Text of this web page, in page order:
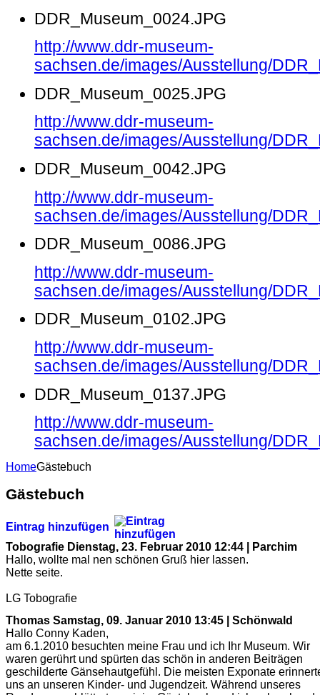
DDR_Museum_0024.JPG
http://www.ddr-museum-
sachsen.de/images/Ausstellung/
DDR_Museum_0025.JPG
http://www.ddr-museum-
sachsen.de/images/Ausstellung/
DDR_Museum_0042.JPG
http://www.ddr-museum-
sachsen.de/images/Ausstellung/
DDR_Museum_0086.JPG
http://www.ddr-museum-
sachsen.de/images/Ausstellung/
DDR_Museum_0102.JPG
http://www.ddr-museum-
sachsen.de/images/Ausstellung/
DDR_Museum_0137.JPG
http://www.ddr-museum-
sachsen.de/images/Ausstellung/
HomeGästebuch
Gästebuch
Eintrag hinzufügen
Tobografie Dienstag, 23. Februar 2010 12:44 | Parchim
Hallo, wollte mal nen schönen Gruß hier lassen.
Nette seite.
LG Tobografie
Thomas Samstag, 09. Januar 2010 13:45 | Schönwald
Hallo Conny Kaden,
am 6.1.2010 besuchten meine Frau und ich Ihr Museum. Wir
waren gerührt und spürten das schön in anderen Beiträgen
geschilderte Gänsehautgefühl. Die meisten Exponate
uns an unseren Kinder- und Jugendzeit. Während unseres